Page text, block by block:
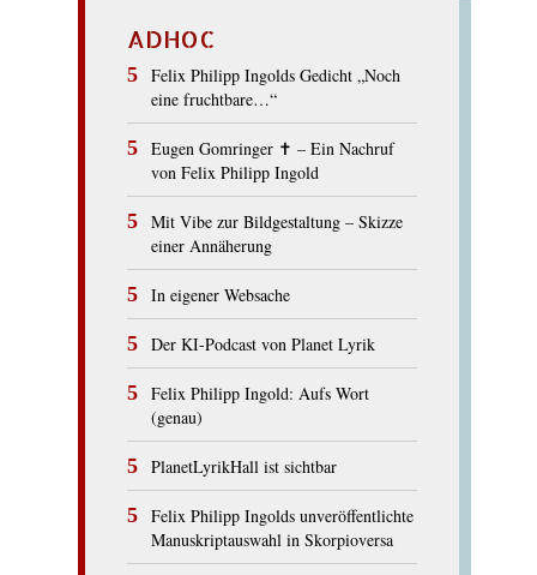
ADHOC
Felix Philipp Ingolds Gedicht „Noch
eine fruchtbare…“
Eugen Gomringer ✝︎ – Ein Nachruf
von Felix Philipp Ingold
Mit Vibe zur Bildgestaltung – Skizze
einer Annäherung
In eigener Websache
Der KI-Podcast von Planet Lyrik
Felix Philipp Ingold: Aufs Wort
(genau)
PlanetLyrikHall ist sichtbar
Felix Philipp Ingolds unveröffentlichte
Manuskriptauswahl in Skorpioversa